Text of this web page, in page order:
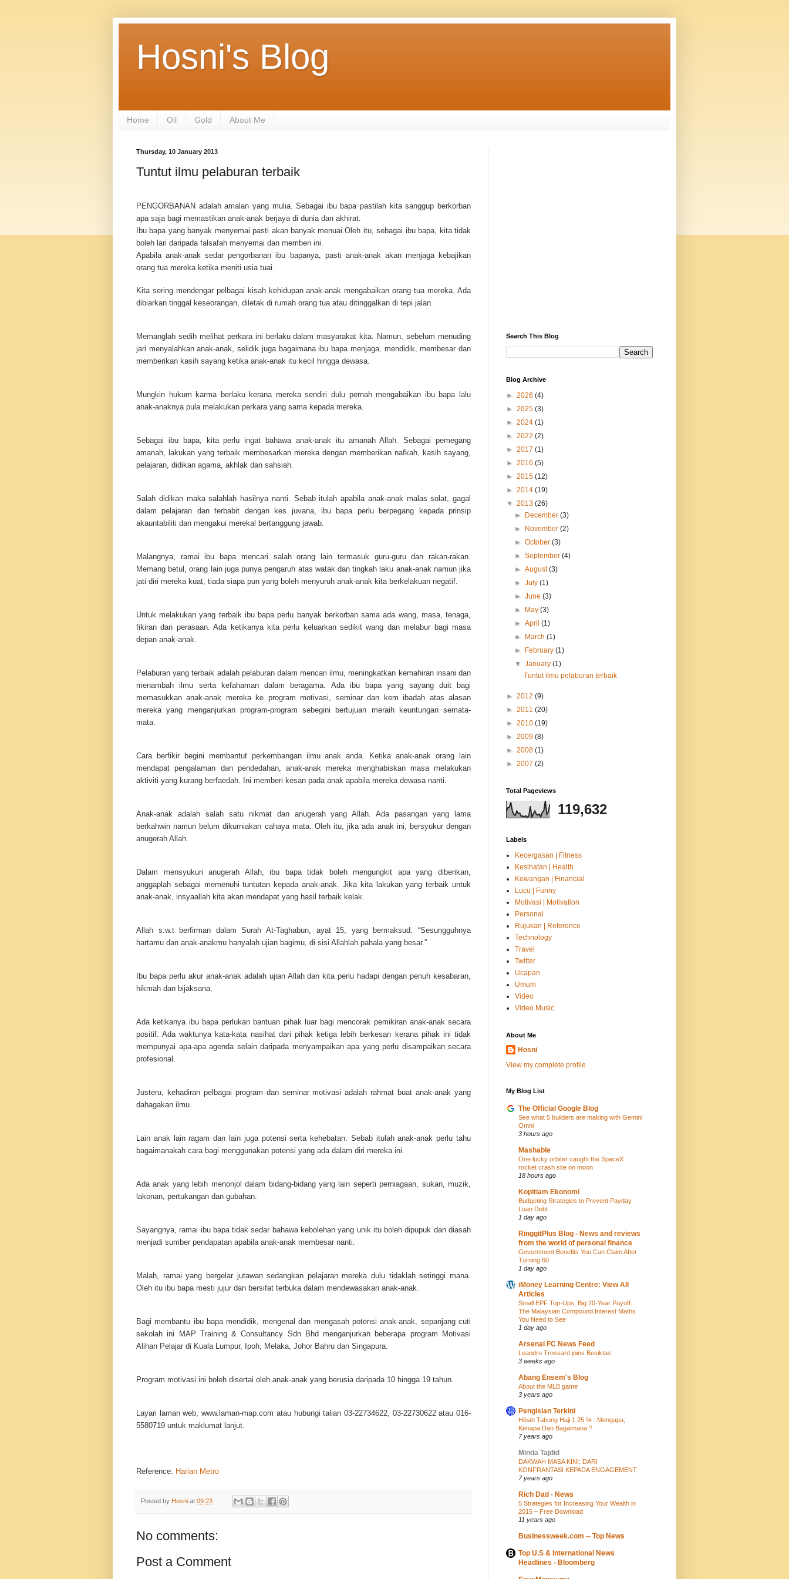
Hosni's Blog
Home Oil Gold About Me
Thursday, 10 January 2013
Tuntut ilmu pelaburan terbaik
PENGORBANAN adalah amalan yang mulia. Sebagai ibu bapa pastilah kita sanggup berkorban
apa saja bagi memastikan anak-anak berjaya di dunia dan akhirat.
Ibu bapa yang banyak menyemai pasti akan banyak menuai.Oleh itu, sebagai ibu bapa, kita tidak
boleh lari daripada falsafah menyemai dan memberi ini.
Apabila anak-anak sedar pengorbanan ibu bapanya, pasti anak-anak akan menjaga kebajikan
orang tua mereka ketika meniti usia tuai.
Kita sering mendengar pelbagai kisah kehidupan anak-anak mengabaikan orang tua mereka. Ada
dibiarkan tinggal keseorangan, diletak di rumah orang tua atau ditinggalkan di tepi jalan.
Memanglah sedih melihat perkara ini berlaku dalam masyarakat kita. Namun, sebelum menuding
jari menyalahkan anak-anak, selidik juga bagaimana ibu bapa menjaga, mendidik, membesar dan
memberikan kasih sayang ketika anak-anak itu kecil hingga dewasa.
Mungkin hukum karma berlaku kerana mereka sendiri dulu pernah mengabaikan ibu bapa lalu
anak-anaknya pula melakukan perkara yang sama kepada mereka.
Sebagai ibu bapa, kita perlu ingat bahawa anak-anak itu amanah Allah. Sebagai pemegang
amanah, lakukan yang terbaik membesarkan mereka dengan memberikan nafkah, kasih sayang,
pelajaran, didikan agama, akhlak dan sahsiah.
Salah didikan maka salahlah hasilnya nanti. Sebab itulah apabila anak-anak malas solat, gagal
dalam pelajaran dan terbabit dengan kes juvana, ibu bapa perlu berpegang kepada prinsip
akauntabiliti dan mengakui merekal bertanggung jawab.
Malangnya, ramai ibu bapa mencari salah orang lain termasuk guru-guru dan rakan-rakan.
Memang betul, orang lain juga punya pengaruh atas watak dan tingkah laku anak-anak namun jika
jati diri mereka kuat, tiada siapa pun yang boleh menyuruh anak-anak kita berkelakuan negatif.
Untuk melakukan yang terbaik ibu bapa perlu banyak berkorban sama ada wang, masa, tenaga,
fikiran dan perasaan. Ada ketikanya kita perlu keluarkan sedikit wang dan melabur bagi masa
depan anak-anak.
Pelaburan yang terbaik adalah pelaburan dalam mencari ilmu, meningkatkan kemahiran insani dan
menambah ilmu serta kefahaman dalam beragama. Ada ibu bapa yang sayang duit bagi
memasukkan anak-anak mereka ke program motivasi, seminar dan kem ibadah atas alasan
mereka yang menganjurkan program-program sebegini bertujuan meraih keuntungan semata-
mata.
Cara berfikir begini membantut perkembangan ilmu anak anda. Ketika anak-anak orang lain
mendapat pengalaman dan pendedahan, anak-anak mereka menghabiskan masa melakukan
aktiviti yang kurang berfaedah. Ini memberi kesan pada anak apabila mereka dewasa nanti.
Anak-anak adalah salah satu nikmat dan anugerah yang Allah. Ada pasangan yang lama
berkahwin namun belum dikurniakan cahaya mata. Oleh itu, jika ada anak ini, bersyukur dengan
anugerah Allah.
Dalam mensyukuri anugerah Allah, ibu bapa tidak boleh mengungkit apa yang diberikan,
anggaplah sebagai memenuhi tuntutan kepada anak-anak. Jika kita lakukan yang terbaik untuk
anak-anak, insyaallah kita akan mendapat yang hasil terbaik kelak.
Allah s.w.t berfirman dalam Surah At-Taghabun, ayat 15, yang bermaksud: “Sesungguhnya
hartamu dan anak-anakmu hanyalah ujian bagimu, di sisi Allahlah pahala yang besar.”
Ibu bapa perlu akur anak-anak adalah ujian Allah dan kita perlu hadapi dengan penuh kesabaran,
hikmah dan bijaksana.
Ada ketikanya ibu bapa perlukan bantuan pihak luar bagi mencorak pemikiran anak-anak secara
positif. Ada waktunya kata-kata nasihat dari pihak ketiga lebih berkesan kerana pihak ini tidak
mempunyai apa-apa agenda selain daripada menyampaikan apa yang perlu disampaikan secara
profesional.
Justeru, kehadiran pelbagai program dan seminar motivasi adalah rahmat buat anak-anak yang
dahagakan ilmu.
Lain anak lain ragam dan lain juga potensi serta kehebatan. Sebab itulah anak-anak perlu tahu
bagaimanakah cara bagi menggunakan potensi yang ada dalam diri mereka ini.
Ada anak yang lebih menonjol dalam bidang-bidang yang lain seperti perniagaan, sukan, muzik,
lakonan, pertukangan dan gubahan.
Sayangnya, ramai ibu bapa tidak sedar bahawa kebolehan yang unik itu boleh dipupuk dan diasah
menjadi sumber pendapatan apabila anak-anak membesar nanti.
Malah, ramai yang bergelar jutawan sedangkan pelajaran mereka dulu tidaklah setinggi mana.
Oleh itu ibu bapa mesti jujur dan bersifat terbuka dalam mendewasakan anak-anak.
Bagi membantu ibu bapa mendidik, mengenal dan mengasah potensi anak-anak, sepanjang cuti
sekolah ini MAP Training & Consultancy Sdn Bhd menganjurkan beberapa program Motivasi
Alihan Pelajar di Kuala Lumpur, Ipoh, Melaka, Johor Bahru dan Singapura.
Program motivasi ini boleh disertai oleh anak-anak yang berusia daripada 10 hingga 19 tahun.
Layari laman web, www.laman-map.com atau hubungi talian 03-22734622, 03-22730622 atau 016-
5580719 untuk maklumat lanjut.
Reference: Harian Metro
Posted by Hosni at 09:23
No comments:
Post a Comment
Search This Blog
Blog Archive
► 2026 (4)
► 2025 (3)
► 2024 (1)
► 2022 (2)
► 2017 (1)
► 2016 (5)
► 2015 (12)
► 2014 (19)
▼ 2013 (26)
► December(3)
► November(2)
►October(3)
►September(4)
►August(3)
►July(1)
►June(3)
► May(3)
►April(1)
► March(1)
► February(1)
▼January(1)
Tuntut ilmu pelaburan terbaik
► 2012 (9)
► 2011 (20)
► 2010 (19)
► 2009 (8)
► 2008 (1)
► 2007 (2)
Total Pageviews
119,632
Labels
Kecergasan | Fitness
Kesihatan | Health
Kewangan | Financial
Lucu | Funny
Motivasi | Motivation
Personal
Rujukan | Reference
Technology
Travel
Twitter
Ucapan
Umum
Video
Video Music
About Me
Hosni
View my complete profile
My Blog List
The Official Google Blog
See what 5 builders are making with Gemini
Omni
3 hours ago
Mashable
One lucky orbiter caught the SpaceX
rocket crash site on moon
18 hours ago
Kopitiam Ekonomi
Budgeting Strategies to Prevent Payday
Loan Debt
1 day ago
RinggitPlus Blog - News and reviews
from the world of personal finance
Government Benefits You Can Claim After
Turning 60
1 day ago
iMoney Learning Centre: View All
Articles
Small EPF Top-Ups, Big 20-Year Payoff:
The Malaysian Compound Interest Maths
You Need to See
1 day ago
Arsenal FC News Feed
Leandro Trossard joins Besiktas
3 weeks ago
Abang Ensem's Blog
About the MLB game
3 years ago
Pengisian Terkini
Hibah Tabung Haji 1.25 % : Mengapa,
Kenapa Dan Bagaimana ?
7 years ago
Minda Tajdid
DAKWAH MASA KINI: DARI
KONFRANTASI KEPADA ENGAGEMENT
7 years ago
Rich Dad - News
5 Strategies for Increasing Your Wealth in
2015 – Free Download
11 years ago
Businessweek.com -- Top News
Top U.S & International News
Headlines - Bloomberg